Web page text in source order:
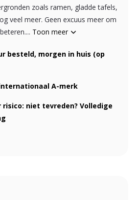
zoals ramen, gladde tafels,
veel meer. Geen excuus meer om
Toon meer
besteld, morgen in huis (op
A-merk
risico: niet tevreden? Volledige